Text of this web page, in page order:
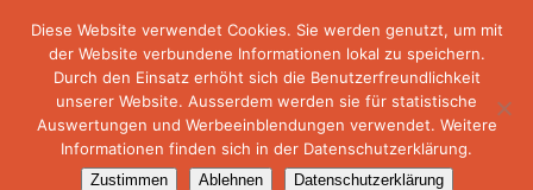
Diese Website verwendet Cookies. Sie werden genutzt, um mit
der Website verbundene Informationen lokal zu speichern.
Durch den Einsatz erhöht sich die Benutzerfreundlichkeit
unserer Website. Ausserdem werden sie für statistische
Auswertungen und Werbeeinblendungen verwendet. Weitere
Informationen finden sich in der Datenschutzerklärung.
Zustimmen Ablehnen Datenschutzerklärung